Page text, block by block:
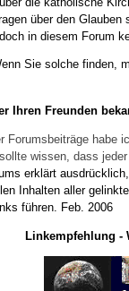
über den
in diesem Forum
Sie solche
Ihren Freunden
Forumsbeiträge
wissen, dass
erklärt
Inhalten aller
führen.
Feb. 2006
Linkempfehlung -